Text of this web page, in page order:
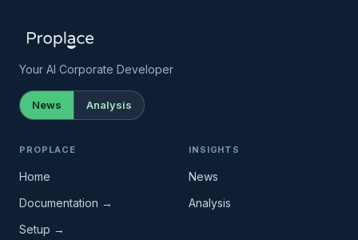
Your AI Corporate Developer
News Analysis
PROPLACE
Home
Documentation →
Setup →
INSIGHTS
News
Analysis